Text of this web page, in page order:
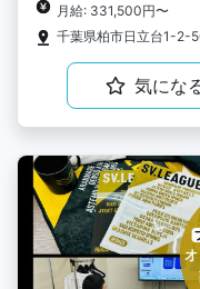
月給: 331,500円〜
千葉県柏市日立台1-2-
気にな